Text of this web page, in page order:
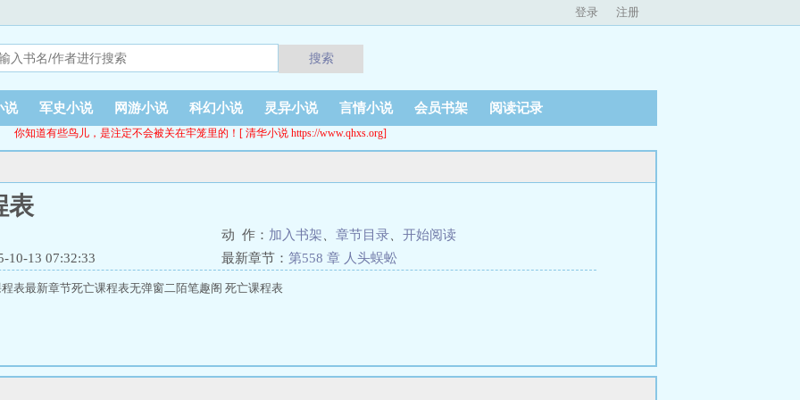
登录 注册
搜索
说 军史小说 网游小说 科幻小说 灵异小说 言情小说 会员书架 阅读记录
你知道有些鸟儿，是注定不会被关在牢笼里的！[ 清华小说 https://www.qhxs.org]
表
动 作： 加入书架 章节目录
开始阅读
10-13 07:32:33
最新章节： 第558 章 人头蜈蚣
表最新章节死亡课程表无弹窗二陌笔趣阁 死亡课程表